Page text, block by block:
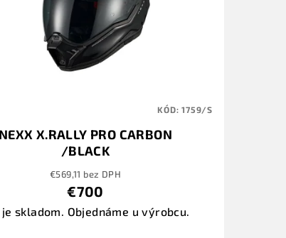
NEXX X.RALLY PRO CARBON
/BLACK
€569,11 bez DPH
€700
je skladom. Objednáme u výrobcu.
KÓD:1759/S